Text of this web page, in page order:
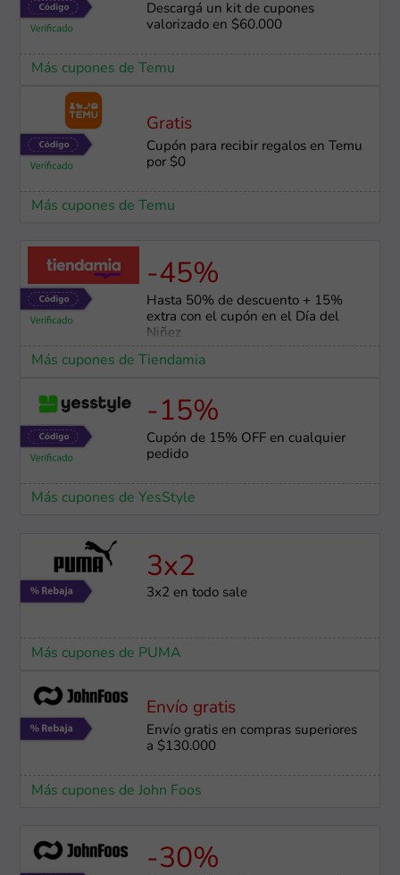
Descargá un kit de cupones
valorizado en $60.000
Más cupones de Temu
Gratis
Cupón para recibir regalos en Temu
por $0
Más cupones de Temu
-45%
Hasta 50% de descuento + 15%
extra con el cupón en el Día del
Niñez
Más cupones de Tiendamia
-15%
Cupón de 15% OFF en cualquier
pedido
Más cupones de YesStyle
3x2
3x2 en todo sale
Más cupones de PUMA
Envío gratis
Envío gratis en compras superiores
a $130.000
Más cupones de John Foos
-30%